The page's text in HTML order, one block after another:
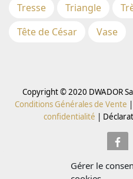
Gérer le
Tresse
Triangle
Tête de César
Vase
Copyright © 2020 DWADOR
Conditions Générales de Vente |
confidentialité |
Inscrivez vous à la